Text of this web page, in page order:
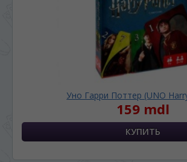
Уно Гарри Поттер (UNO
159 mdl